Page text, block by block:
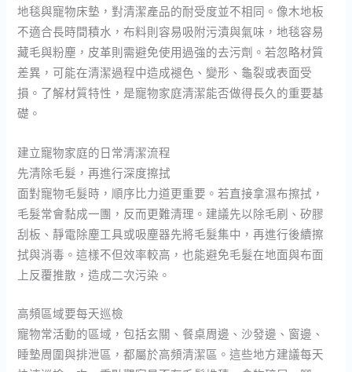
地毯與寵物床墊，對清潔產品的耐受度並不相同。像木地板
不適合長時間積水，布料則容易吸附污漬與氣味，地毯容易
藏毛與粉塵，皮革則需避免使用過強的去污劑。若忽略材質
差異，可能在清潔過程中造成褪色、變形、龜裂或表面受
損。了解材質特性，是寵物家庭清潔能否做得長久的重要基
礎。
建立寵物家庭的日常清潔流程
先清除毛髮，再進行深度擦拭
面對寵物毛髮時，順序比力道更重要。若直接拿濕布擦拭，
毛髮常會黏成一團，反而更難清理。建議先以除毛刷、矽膠
刮板、靜電除塵工具或吸塵器先將毛髮集中，再進行後續擦
拭與消毒。這樣不但效率較高，也能避免毛髮在地面與布面
上反覆推散，造成二次污染。
高頻區域要每天巡檢
寵物常活動的區域，包括玄關、餐桌周邊、沙發邊、窗邊、
睡墊周圍與排泄區，都屬於高頻清潔區。這些地方建議每天